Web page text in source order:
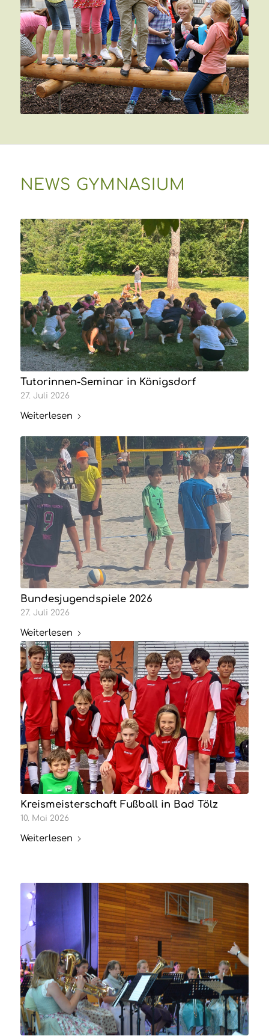
NEWS GYMNASIUM
Tutorinnen-Seminar in Königsdorf
27. Juli 2026
Weiterlesen
Bundesjugendspiele 2026
27. Juli 2026
Weiterlesen
Kreismeisterschaft Fußball in Bad Tölz
10. Mai 2026
Weiterlesen